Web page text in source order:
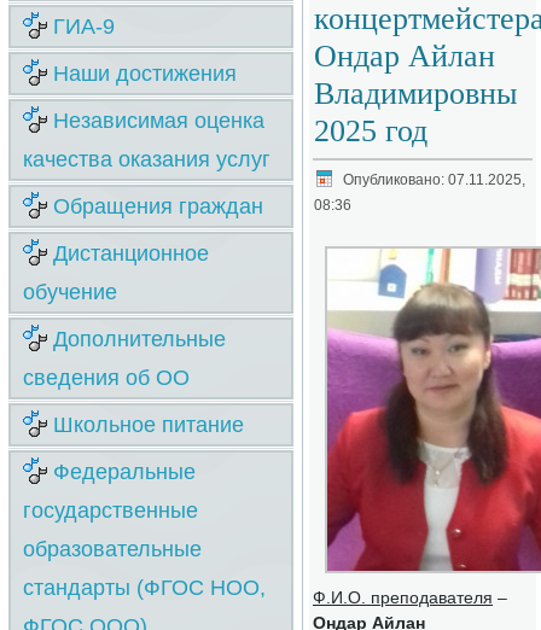
ГИА-9
Наши достижения
Независимая оценка
качества оказания услуг
Обращения граждан
Дистанционное
обучение
Дополнительные
сведения об ОО
Школьное питание
Федеральные
государственные
образовательные
стандарты (ФГОС НОО,
Ондар Айлан
Владимировны
2025 год
Опубликовано: 07.11.2025,
08:36
Ф.И.О. преподавателя –
Ондар Айлан